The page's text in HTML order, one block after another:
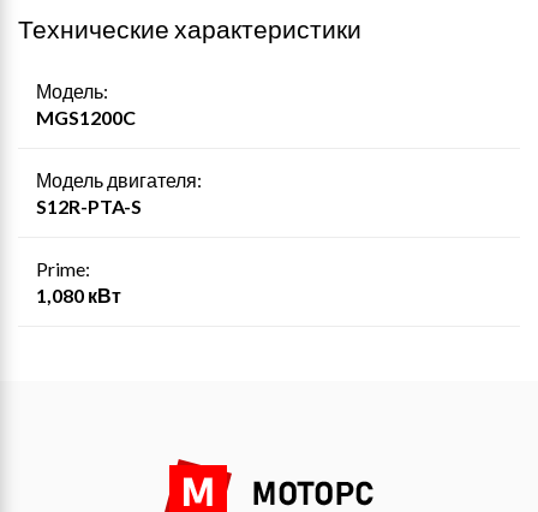
Технические характеристики
Модель:
MGS1200C
Модель двигателя:
S12R-PTA-S
Prime:
1,080 кВт